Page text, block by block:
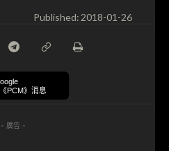
Published:2018-01-26
PCM》消息
- 廣告 -